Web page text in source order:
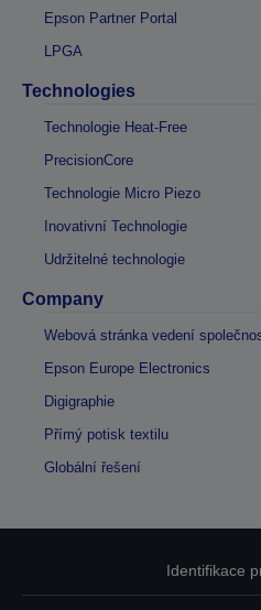
Epson Partner Portal
LPGA
Technologies
Technologie Heat-Free
PrecisionCore
Technologie Micro Piezo
Inovativní Technologie
Udržitelné technologie
Company
Webová stránka vedení
Epson Europe Electronics
Digigraphie
Přímý potisk textilu
Globální řešení
Identifikace